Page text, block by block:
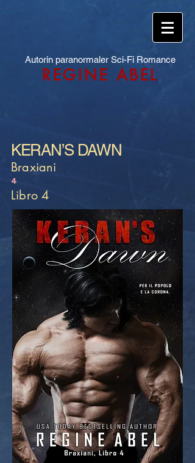
Autorin paranormaler Sci-Fi Romance
REGINE ABEL
KERAN’S DAWN
Braxiani
4
Libro 4